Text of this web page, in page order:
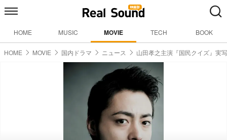
HOME MUSIC MOVIE TECH BOOK
HOME MOVIE 国内ドラマ ニュース 山田孝之主演『国民クイズ』実